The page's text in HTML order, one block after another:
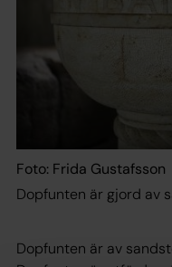
Foto: Frida Gustafsson
Dopfunten är gjord av
Dopfunten är av